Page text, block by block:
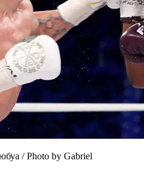
/ Photo by Gabriel